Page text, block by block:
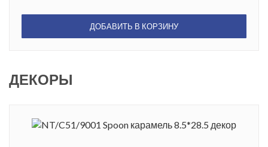
ДОБАВИТЬ В КОРЗИНУ
ДЕКОРЫ